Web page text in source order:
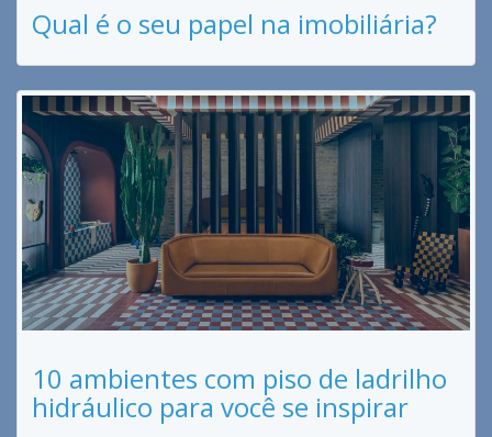
Qual é o seu papel na imobiliária?
10 ambientes com piso de ladrilho
hidráulico para você se inspirar